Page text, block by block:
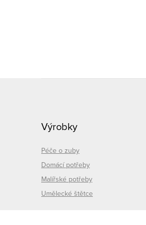
Výrobky
Péče o zuby
Domácí potřeby
Malířské potřeby
Umělecké štětce